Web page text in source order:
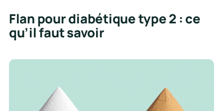
Flan pour diabétique type 2 : ce
qu’il faut savoir